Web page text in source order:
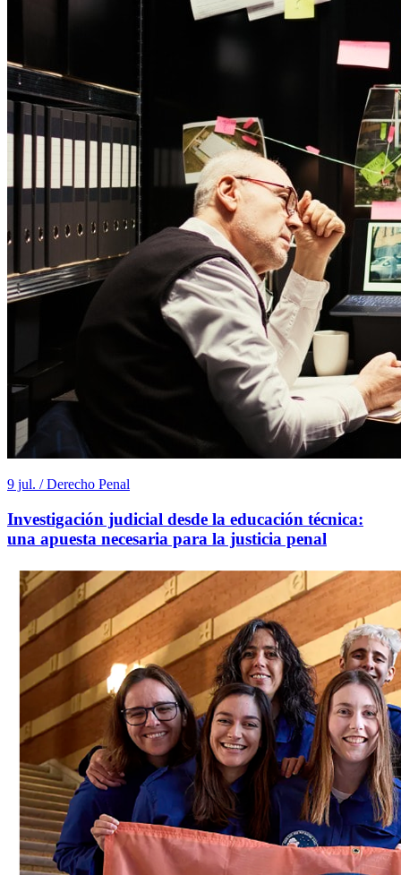
9 jul. / Derecho Penal
Investigación judicial desde la educación técnica:
una apuesta necesaria para la justicia penal